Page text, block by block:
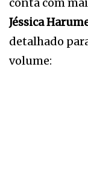
Jéssica
detalhado
volume: